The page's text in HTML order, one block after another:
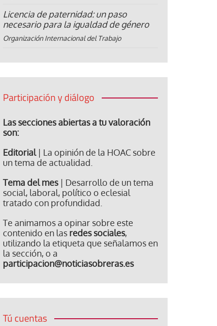
Licencia de paternidad: un paso
necesario para la igualdad de género
Organización Internacional del Trabajo
Participación y diálogo
Las secciones abiertas a tu valoración
son:
Editorial| La opinión de la HOAC sobre
un tema de actualidad.
Tema del mes| Desarrollo de un tema
social, laboral, político o eclesial
tratado con profundidad.
Te animamos a opinar sobre este
contenido en las redes sociales,
utilizando la etiqueta que señalamos en
la sección, o a
participacion@noticiasobreras.es
Tú cuentas